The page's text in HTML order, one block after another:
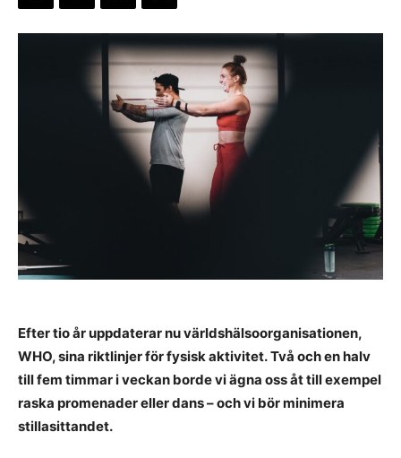
Efter tio år uppdaterar nu världshälsoorganisationen,
WHO, sina riktlinjer för fysisk aktivitet. Två och en halv
till fem timmar i veckan borde vi ägna oss åt till exempel
raska promenader eller dans – och vi bör minimera
stillasittandet.